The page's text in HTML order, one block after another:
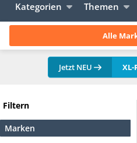
Kategorien Themen
Alle
Jetzt NEU XL-
Filtern
Marken